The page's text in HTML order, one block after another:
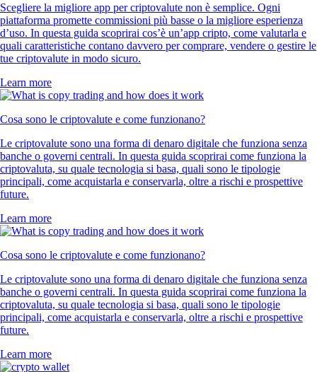
Scegliere la migliore app per criptovalute non è semplice. Ogni
piattaforma promette commissioni più basse o la migliore esperienza
d’uso. In questa guida scoprirai cos’è un’app cripto, come valutarla e
quali caratteristiche contano davvero per comprare, vendere o gestire le
tue criptovalute in modo sicuro.
Learn more
Cosa sono le criptovalute e come funzionano?
Le criptovalute sono una forma di denaro digitale che funziona senza
banche o governi centrali. In questa guida scoprirai come funziona la
criptovaluta, su quale tecnologia si basa, quali sono le tipologie
principali, come acquistarla e conservarla, oltre a rischi e prospettive
future.
Learn more
Cosa sono le criptovalute e come funzionano?
Le criptovalute sono una forma di denaro digitale che funziona senza
banche o governi centrali. In questa guida scoprirai come funziona la
criptovaluta, su quale tecnologia si basa, quali sono le tipologie
principali, come acquistarla e conservarla, oltre a rischi e prospettive
future.
Learn more